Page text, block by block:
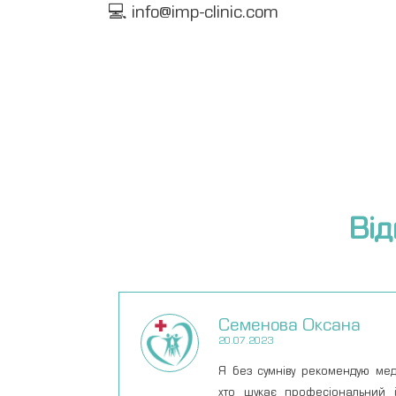
💻 info@imp-clinic.com
Семенова Оксана
20.07.2023
Я без сумніву рекомендую
хто шукає професіональний